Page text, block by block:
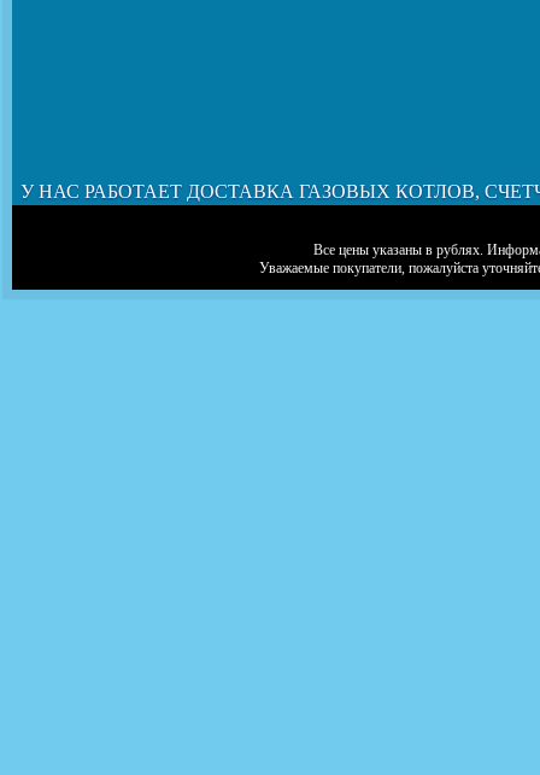
У НАС РАБОТАЕТ ДОСТАВКА ГАЗОВЫХ КОТЛОВ,
Все цены указаны в рублях.
Уважаемые покупатели, пожалуйста